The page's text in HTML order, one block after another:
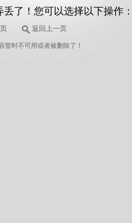
了！您可以选择以下操作
返回上一页
暂时不可用或者被删除了！